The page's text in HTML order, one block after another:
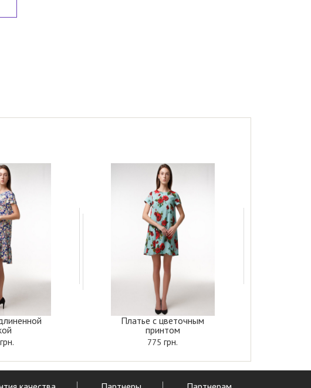
грн.
Платье с цветочным
принтом
775грн.